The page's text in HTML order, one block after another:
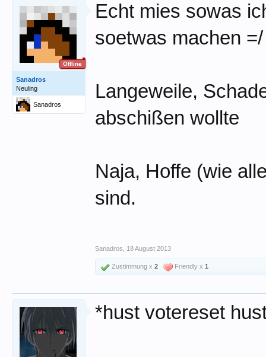
Offline
Sanadros
Neuling
Sanadros
Echt mies sowas
soetwas machen =/
Langeweile,
abschißen wollte
Naja, Hoffe (wie
sind.
Sanadros 18 August 2013
Zustimmung x 2 Friendly x 1
*hust votereset